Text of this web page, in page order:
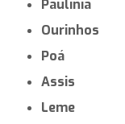
Paulínia
Ourinhos
Poá
Assis
Leme